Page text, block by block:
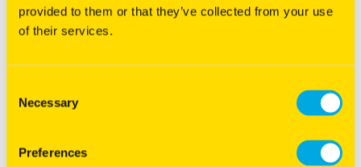
provided to them or that they’ve collected from your use
of their services.
Selection
Necessary
Preferences